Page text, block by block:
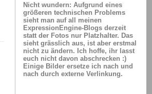
Nicht wundern: Aufgrund eines
größeren technischen Problems
sieht man auf all meinen
ExpressionEngine-Blogs derzeit
statt der Fotos nur Platzhalter. Das
sieht grässlich aus, ist aber erstmal
nicht zu ändern. Ich hoffe, ihr lasst
euch nicht davon abschrecken :)
Einige Bilder ersetze ich nach und
nach durch externe Verlinkung.